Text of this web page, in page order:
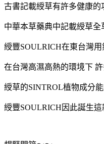
古書記載綬草有許多健康的
中華本草藥典中記載綬草
綬豐SOULRICH在東台灣
在台灣高濕高熱的環境下
綬草的SINTROL植物成分
綬豐SOULRICH因此誕生